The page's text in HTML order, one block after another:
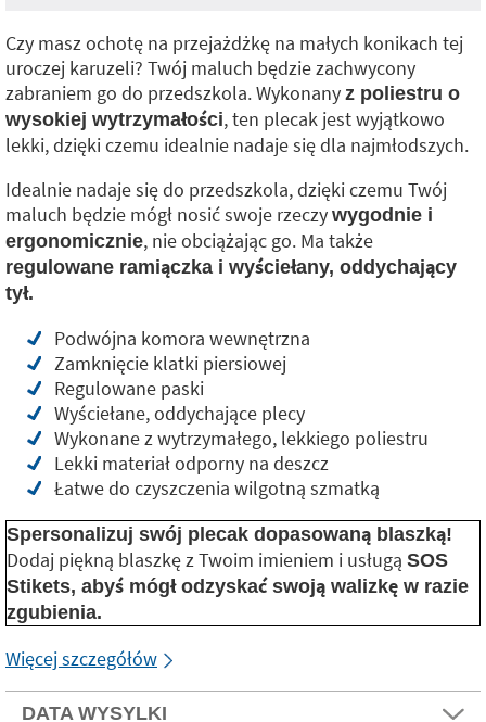
Czy masz ochotę na przejażdżkę na małych konikach tej
uroczej karuzeli? Twój maluch będzie zachwycony
zabraniem go do przedszkola. Wykonany z poliestru o
wysokiej wytrzymałości, ten plecak jest wyjątkowo
lekki, dzięki czemu idealnie nadaje się dla najmłodszych.
Idealnie nadaje się do przedszkola, dzięki czemu Twój
maluch będzie mógł nosić swoje rzeczy wygodnie i
ergonomicznie, nie obciążając go. Ma także
regulowane ramiączka i wyściełany, oddychający
tył.
Podwójna komora wewnętrzna
Zamknięcie klatki piersiowej
Regulowane paski
Wyściełane, oddychające plecy
Wykonane z wytrzymałego, lekkiego poliestru
Lekki materiał odporny na deszcz
Łatwe do czyszczenia wilgotną szmatką
Spersonalizuj swój plecak dopasowaną blaszką!
Dodaj piękną blaszkę z Twoim imieniem i usługą SOS
Stikets, abyś mógł odzyskać swoją walizkę w razie
zgubienia.
Więcej szczegółów
DATA WYSYLKI